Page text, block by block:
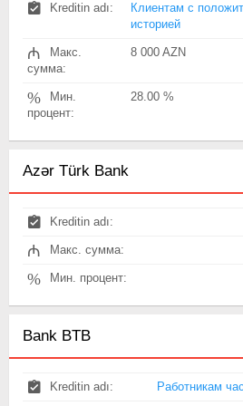
Kreditin adı:
Клиентам с
историей
₼
Макс.
сумма:
8 000 AZN
%
Мин.
процент:
28.00 %
Azər Türk Bank
Kreditin adı:
₼ Макс. сумма:
% Мин. процент:
Bank BTB
Kreditin adı: Работникам